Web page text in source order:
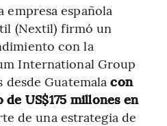
empresa española
(Nextil) firmó un
con la
International Group
Guatemala con
US$175 millones en
de una estrategia de